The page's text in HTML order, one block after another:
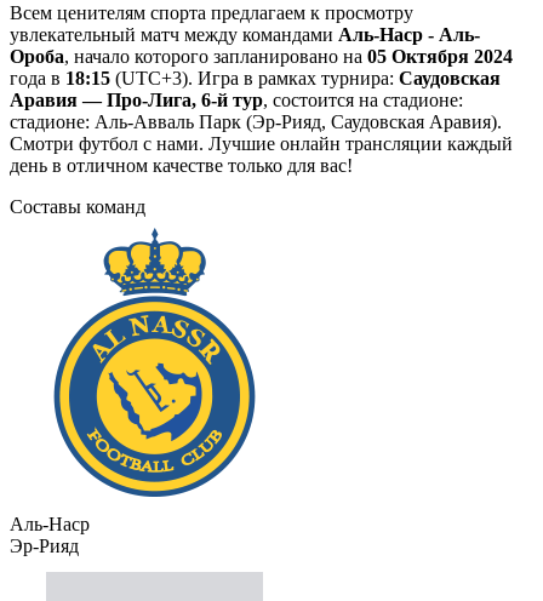
Всем ценителям спорта предлагаем к просмотру
увлекательный матч между командами Аль-Наср - Аль-
Ороба, начало которого запланировано на 05 Октября 2024
года в 18:15 (UTC+3). Игра в рамках турнира: Саудовская
Аравия — Про-Лига, 6-й тур, состоится на стадионе:
стадионе: Аль-Авваль Парк (Эр-Рияд, Саудовская Аравия).
Смотри футбол с нами. Лучшие онлайн трансляции каждый
день в отличном качестве только для вас!
Составы команд
Аль-Наср
Эр-Рияд